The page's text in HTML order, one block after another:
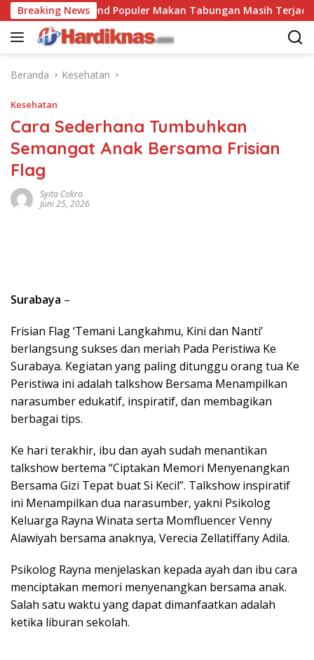
Langsung
ke
konten
Breaking News
Trend Populer Makan Tabungan Masih Terjadi?
Beranda Kesehatan
Kesehatan
Cara Sederhana Tumbuhkan
Semangat Anak Bersama Frisian
Flag
Syita Cokro
Juni 25, 2026
Surabaya –
Frisian Flag ‘Temani Langkahmu, Kini dan Nanti’
berlangsung sukses dan meriah Pada Peristiwa Ke
Surabaya. Kegiatan yang paling ditunggu orang tua Ke
Peristiwa ini adalah talkshow Bersama Menampilkan
narasumber edukatif, inspiratif, dan membagikan
berbagai tips.
Ke hari terakhir, ibu dan ayah sudah menantikan
talkshow bertema “Ciptakan Memori Menyenangkan
Bersama Gizi Tepat buat Si Kecil”. Talkshow inspiratif
ini Menampilkan dua narasumber, yakni Psikolog
Keluarga Rayna Winata serta Momfluencer Venny
Alawiyah bersama anaknya, Verecia Zellatiffany Adila.
Psikolog Rayna menjelaskan kepada ayah dan ibu cara
menciptakan memori menyenangkan bersama anak.
Salah satu waktu yang dapat dimanfaatkan adalah
ketika liburan sekolah.